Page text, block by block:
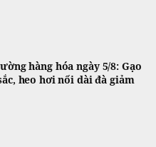
hàng hóa ngày 5/8: Gạo
heo hơi nối dài đà giảm